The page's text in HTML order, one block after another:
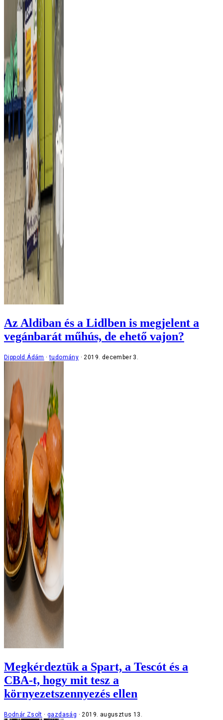
Az Aldiban és a Lidlben is megjelent a
vegánbarát műhús, de ehető vajon?
Dippold Ádám tudomány 2019. december 3.
Megkérdeztük a Spart, a Tescót és a
CBA-t, hogy mit tesz a
környezetszennyezés ellen
Bodnár Zsolt gazdaság 2019. augusztus 13.